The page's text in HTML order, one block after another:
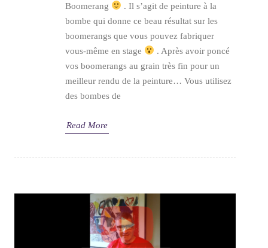
Boomerang
. Il s’agit de peinture à la
bombe qui donne ce beau résultat sur les
boomerangs que vous pouvez fabriquer
vous-même en stage
. Après avoir poncé
vos boomerangs au grain très fin pour un
meilleur rendu de la peinture… Vous utilisez
des bombes de
Read More